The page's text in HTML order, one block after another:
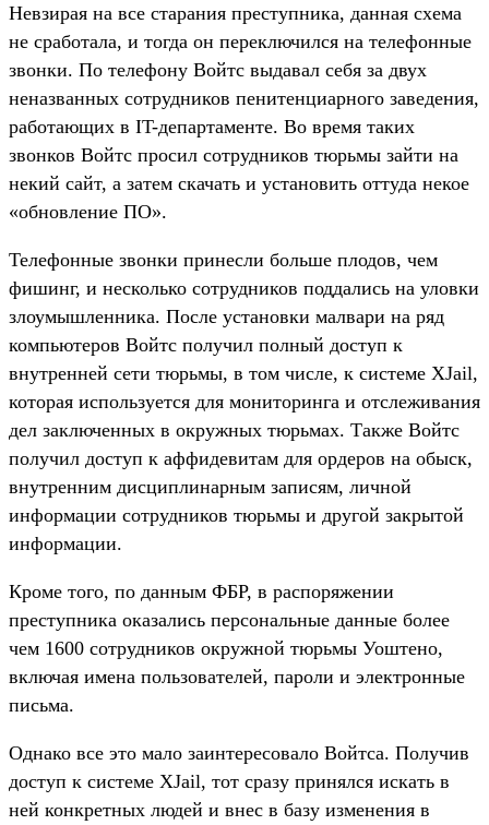
Невзирая на все старания преступника, данная схема
не сработала, и тогда он переключился на телефонные
звонки. По телефону Войтс выдавал себя за двух
неназванных сотрудников пенитенциарного заведения,
работающих в IT-департаменте. Во время таких
звонков Войтс просил сотрудников тюрьмы зайти на
некий сайт, а затем скачать и установить оттуда некое
«обновление ПО».
Телефонные звонки принесли больше плодов, чем
фишинг, и несколько сотрудников поддались на уловки
злоумышленника. После установки малвари на ряд
компьютеров Войтс получил полный доступ к
внутренней сети тюрьмы, в том числе, к системе XJail,
которая используется для мониторинга и отслеживания
дел заключенных в окружных тюрьмах. Также Войтс
получил доступ к аффидевитам для ордеров на обыск,
внутренним дисциплинарным записям, личной
информации сотрудников тюрьмы и другой закрытой
информации.
Кроме того, по данным ФБР, в распоряжении
преступника оказались персональные данные более
чем 1600 сотрудников окружной тюрьмы Уоштено,
включая имена пользователей, пароли и электронные
письма.
Однако все это мало заинтересовало Войтса. Получив
доступ к системе XJail, тот сразу принялся искать в
ней конкретных людей и внес в базу изменения в